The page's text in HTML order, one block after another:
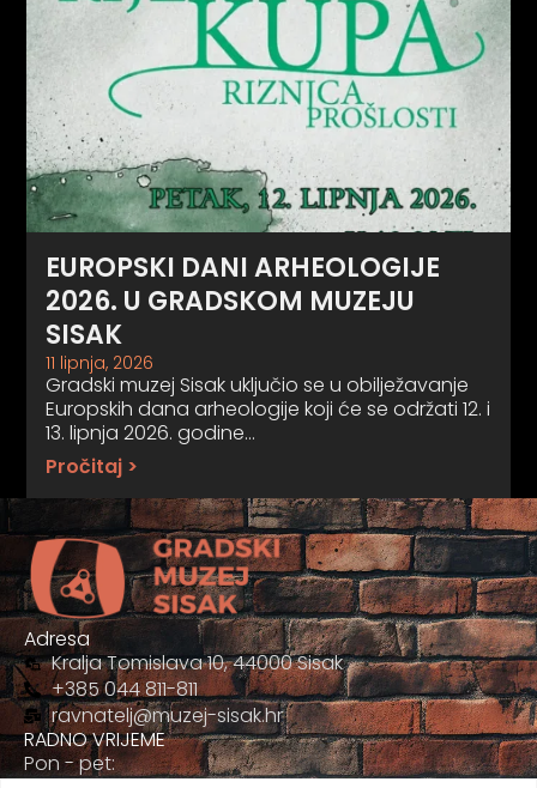
EUROPSKI DANI ARHEOLOGIJE
2026. U GRADSKOM MUZEJU
SISAK
11 lipnja, 2026
Gradski muzej Sisak uključio se u obilježavanje
Europskih dana arheologije koji će se održati 12. i
13. lipnja 2026. godine…
Pročitaj >
Adresa
Kralja Tomislava 10, 44000 Sisak
+385 044 811-811
ravnatelj@muzej-sisak.hr
RADNO VRIJEME
Pon - pet: